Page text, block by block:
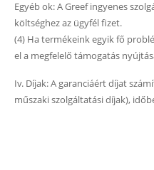
Egyéb ok: A Greef ingyenes
költséghez az ügyfél fizet.
(4) Ha termékeink egyik fő
el a megfelelő támogatás
Iv. Díjak: A garanciáért díjat
műszaki szolgáltatási díjak),